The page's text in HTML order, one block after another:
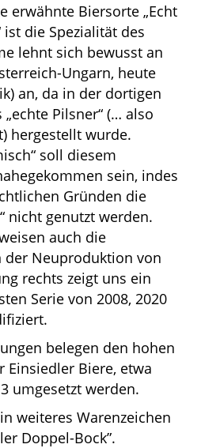
erwähnte Biersorte „Echt
die Spezialität des
lehnt sich bewusst an
Ungarn, heute
an, da in der dortigen
Pilsner“ (… also
hergestellt wurde.
soll diesem
sein, indes
Gründen die
nicht genutzt werden.
auch die
der Neuproduktion von
rechts zeigt uns ein
Serie von 2008, 2020
belegen den hohen
Einsiedler Biere, etwa
umgesetzt werden.
weiteres Warenzeichen
Doppel-Bock”.